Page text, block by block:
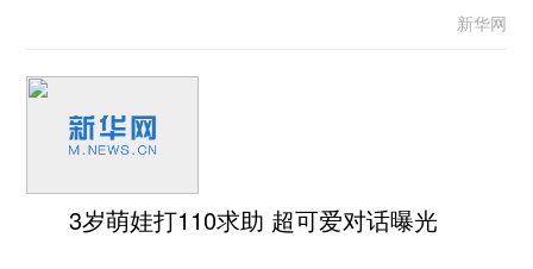
新华网
3岁萌娃打110求助 超可爱对话曝光